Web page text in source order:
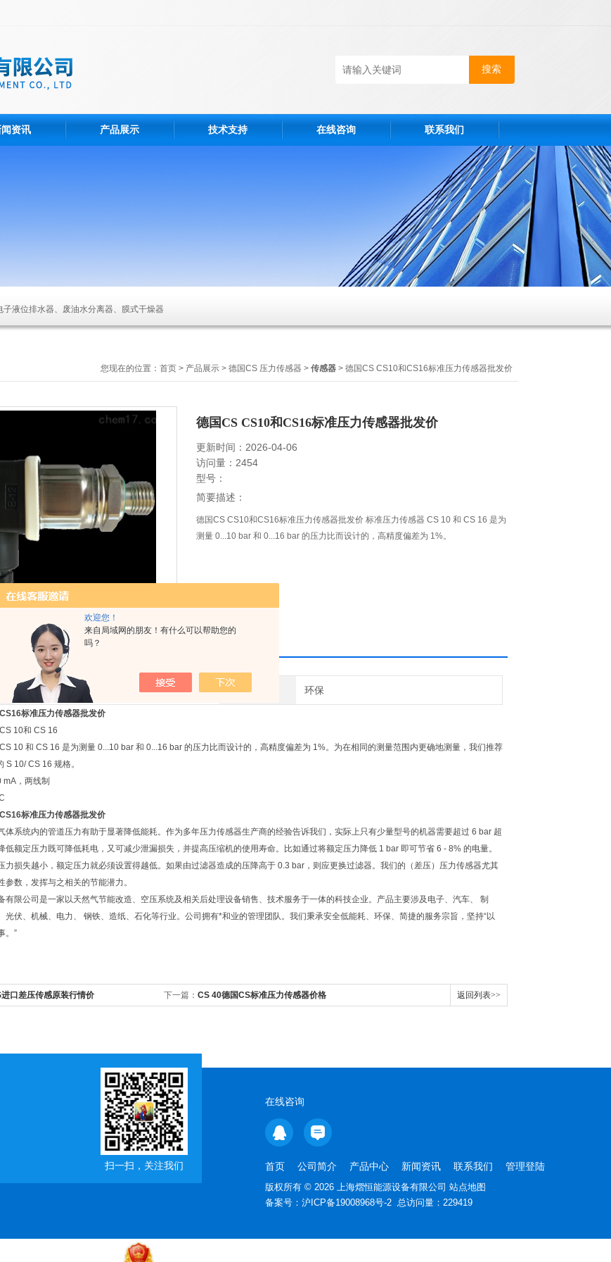
欢迎您！
来自局域网的朋友！有什么可以帮助您的
吗？
闻资讯 产品展示 技术支持 在线咨询 联系我们
液位排水器、废油水分离器、膜式干燥器
您现在的位置： 首页 > 产品展示 > 德国CS 压力传感器 > 传感器 > 德国CS CS10和CS16标准压力传感器批发价
德国CS CS10和CS16标准压力传感器批发价
更新时间：2026-04-06
访问量：2454
型号：
简要描述：
德国CS CS10和CS16标准压力传感器批发价 标准压力传感器 CS 10 和 CS 16 是为
测量 0...10 bar 和 0...16 bar 的压力比而设计的，高精度偏差为 1%。
相关产品 留言询价
进口 应用领域 环保
标准压力传感器批发价
10和 CS 16
10 和 CS 16 是为测量 0...10 bar 和 0...16 bar 的压力比而设计的，高精度偏差为 1%。为在相同的测量范围内更确地测量，我们推荐
S 10/ CS 16 规格。
，两线制
标准压力传感器批发价
体系统内的管道压力有助于显著降低能耗。作为多年压力传感器生产商的经验告诉我们，实际上只有少量型号的机器需要超过 6 bar 超
低额定压力既可降低耗电，又可减少泄漏损失，并提高压缩机的使用寿命。比如通过将额定压力降低 1 bar 即可节省 6 - 8% 的电量。
力损失越小，额定压力就必须设置得越低。如果由过滤器造成的压降高于 0.3 bar，则应更换过滤器。我们的（差压）压力传感器尤其
参数，发挥与之相关的节能潜力。
有限公司是一家以天然气节能改造、空压系统及相关后处理设备销售、技术服务于一体的科技企业。产品主要涉及电子、汽车、 制
光伏、机械、电力、 钢铁、造纸、石化等行业。公司拥有*和业的管理团队。我们秉承安全低能耗、环保、简捷的服务宗旨，坚持“以
。”
口差压传感原装行情价 下一篇： CS 40德国CS标准压力传感器价格 返回列表>>
扫一扫，关注我们
在线咨询
首页 公司简介 产品中心 新闻资讯 联系我们 管理登陆
版权所有 © 2026 上海熠恒能源设备有限公司 站点地图
备案号： 沪ICP备19008968号-2 总访问量：229419